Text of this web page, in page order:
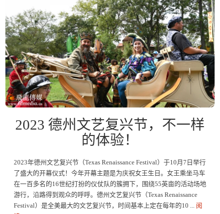
2023 德州文艺复兴节，不一样
的体验！
2023年德州文艺复兴节（Texas Renaissance Festival）于10月7日举行
了盛大的开幕仪式！今年开幕主题是为庆祝女王生日。女王乘坐马车
在一百多名的16世纪打扮的仪仗队的簇拥下，围绕55英亩的活动场地
游行，沿路得到观众的呼呼。德州文艺复兴节（Texas Renaissance
Festival）是全美最大的文艺复兴节，时间基本上定在每年的10 ... 阅